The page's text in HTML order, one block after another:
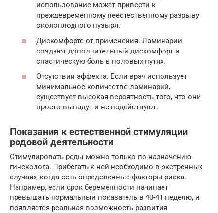
использование может привести к
преждевременному неестественному разрыву
околоплодного пузыря.
Дискомфорте от применения. Ламинарии
создают дополнительный дискомфорт и
спастическую боль в половых путях.
Отсутствии эффекта. Если врач использует
минимальное количество ламинарий,
существует высокая вероятность того, что они
просто выпадут и не подействуют.
Показания к естественной стимуляции
родовой деятельности
Стимулировать роды можно только по назначению
гинеколога. Прибегать к ней необходимо в экстренных
случаях, когда есть определенные факторы риска.
Например, если срок беременности начинает
превышать нормальный показатель в 40-41 неделю, и
появляется реальная возможность развития